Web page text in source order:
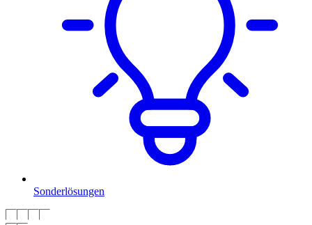
Sonderlösungen